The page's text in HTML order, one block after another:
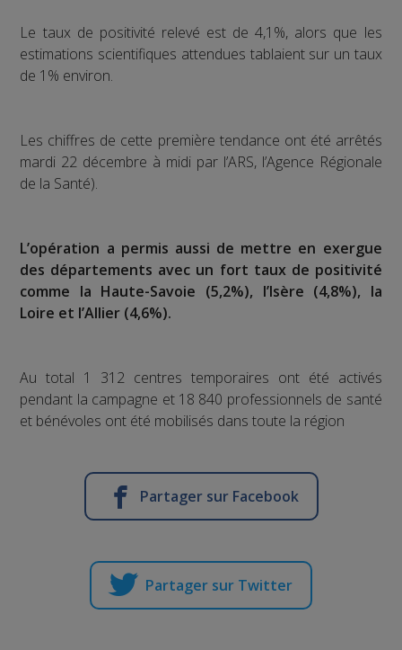
Le taux de positivité relevé est de 4,1%, alors que les
estimations scientifiques attendues tablaient sur un taux
de 1% environ.
Les chiffres de cette première tendance ont été arrêtés
mardi 22 décembre à midi par l’ARS, l’Agence Régionale
de la Santé).
L’opération a permis aussi de mettre en exergue
des départements avec un fort taux de positivité
comme la Haute-Savoie (5,2%), l’Isère (4,8%), la
Loire et l’Allier (4,6%).
Au total 1 312 centres temporaires ont été activés
pendant la campagne et 18 840 professionnels de santé
et bénévoles ont été mobilisés dans toute la région
Partager sur Facebook
Partager sur Twitter